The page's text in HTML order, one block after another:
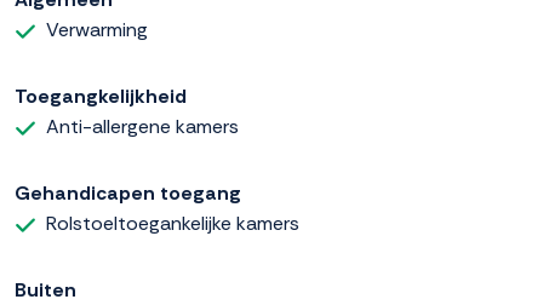
Verwarming
Toegangkelijkheid
Anti-allergene kamers
Gehandicapen toegang
Rolstoeltoegankelijke kamers
Buiten